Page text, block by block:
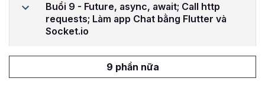
Buổi 9 - Future, async, await; Call http
requests; Làm app Chat bằng Flutter và
Socket.io
9 phần nữa